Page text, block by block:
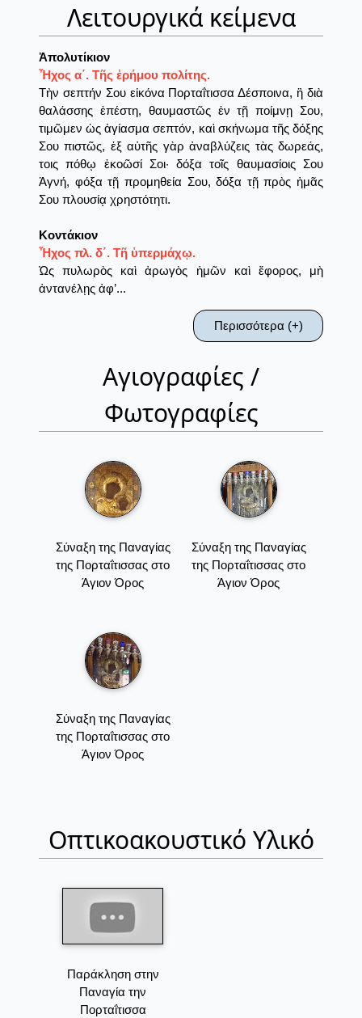
Λειτουργικά κείμενα
Ἀπολυτίκιον
Ἦχος α΄. Τῆς ἐρήμου πολίτης.
Τὴν σεπτήν Σου εἰκόνα Πορταΐτισσα Δέσποινα, ἣ διὰ
θαλάσσης ἐπέστη, θαυμαστῶς ἐν τῇ ποίμνῃ Σου,
τιμῶμεν ὡς ἁγίασμα σεπτόν, καὶ σκήνωμα τῆς δόξης
Σου πιστῶς, ἐξ αὐτῆς γὰρ ἀναβλύζεις τὰς δωρεάς,
τοις πόθῳ ἐκοῶσί Σοι· δόξα τοῖς θαυμασίοις Σου
Ἁγνή, φόξα τῇ προμηθεία Σου, δόξα τῇ πρὸς ἡμᾶς
Σου πλουσίᾳ χρηστότητι.
Κοντάκιον
Ἦχος πλ. δ΄. Τῆ ὑπερμάχῳ.
Ὡς πυλωρὸς καὶ ἀρωγὸς ἡμῶν καὶ ἔφορος, μὴ
ἀντανέλῃς ἀφ’...
Περισσότερα (+)
Αγιογραφίες /
Φωτογραφίες
Σύναξη της Παναγίας
της Πορταΐτισσας στο
Άγιον Όρος
Σύναξη της Παναγίας
της Πορταΐτισσας στο
Άγιον Όρος
Σύναξη της Παναγίας
της Πορταΐτισσας στο
Άγιον Όρος
Οπτικοακουστικό Υλικό
Παράκληση στην
Παναγία την
Πορταΐτισσα